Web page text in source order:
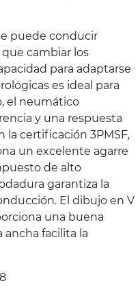
puede conducir
cambiar los
para adaptarse
es ideal para
el neumático
y una respuesta
la certificación 3PMSF,
un excelente agarre
de alto
garantiza la
El dibujo en V
una buena
ancha facilita la